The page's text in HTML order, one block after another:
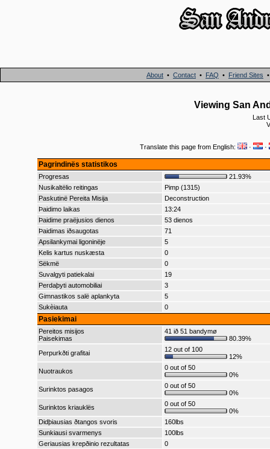
About • Contact • FAQ • Friend Sites
Viewing San
Last
Translate this page from English: · ·
Pagrindinës statistikos
Progresas
21.93%
Nusikaltëlio reitingas
Pimp (1315)
Paskutinë Pereita Misija
Deconstruction
Þaidimo laikas
13:24
Þaidime praëjusios dienos
53 dienos
Þaidimas iðsaugotas
71
Apsilankymai ligoninëje
5
Kelis kartus nuskæsta
0
Sëkmë
0
Suvalgyti patiekalai
19
Perdaþyti automobiliai
3
Gimnastikos salë aplankyta
5
Sukèiauta
0
Pasiekimai
Pereitos misijos
Paisekimas
41 ið 51 bandymø
80.39%
Perpurkðti grafitai
12 out of 100
12%
Nuotraukos
0 out of 50
0%
Surinktos pasagos
0 out of 50
0%
Surinktos kriauklës
0 out of 50
0%
Didþiausias ðtangos svoris
160lbs
Sunkiausi svarmenys
100lbs
Geriausias krepðinio rezultatas
0